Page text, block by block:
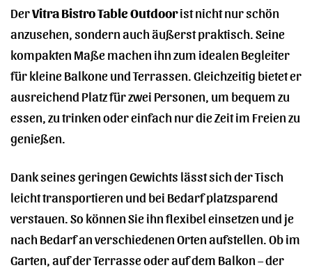
DerVitra Bistro Table Outdoorist nicht nur schön
anzusehen, sondern auch äußerst praktisch. Seine
kompakten Maße machen ihn zum idealen Begleiter
für kleine Balkone und Terrassen. Gleichzeitig bietet er
ausreichend Platz für zwei Personen, um bequem zu
essen, zu trinken oder einfach nur die Zeit im Freien zu
genießen.
Dank seines geringen Gewichts lässt sich der Tisch
leicht transportieren und bei Bedarf platzsparend
verstauen. So können Sie ihn flexibel einsetzen und je
nach Bedarf an verschiedenen Orten aufstellen. Ob im
Garten, auf der Terrasse oder auf dem Balkon – der